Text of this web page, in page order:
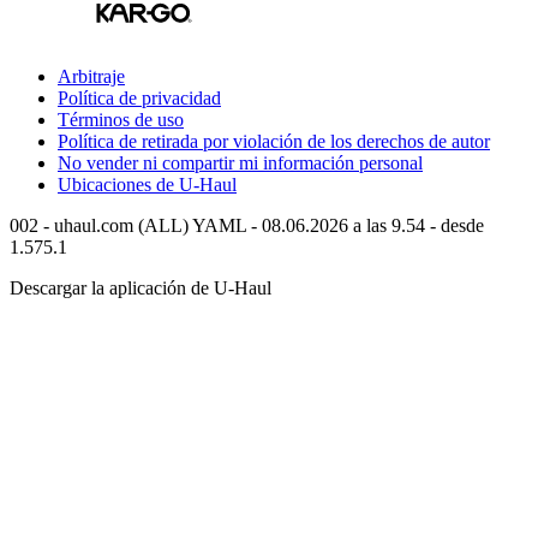
Arbitraje
Política de privacidad
Términos de uso
Política de retirada por violación de los derechos de autor
No vender ni compartir mi información personal
Ubicaciones de U-Haul
002 - uhaul.com (ALL) YAML - 08.06.2026 a las 9.54 - desde
1.575.1
Descargar la aplicación de U-Haul